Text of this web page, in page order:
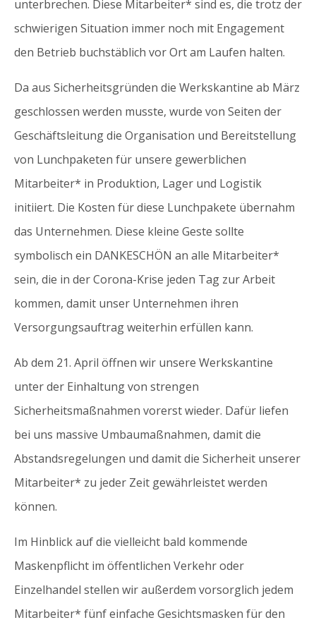
unterbrechen. Diese Mitarbeiter* sind es, die trotz der
schwierigen Situation immer noch mit Engagement
den Betrieb buchstäblich vor Ort am Laufen halten.
Da aus Sicherheitsgründen die Werkskantine ab März
geschlossen werden musste, wurde von Seiten der
Geschäftsleitung die Organisation und Bereitstellung
von Lunchpaketen für unsere gewerblichen
Mitarbeiter* in Produktion, Lager und Logistik
initiiert. Die Kosten für diese Lunchpakete übernahm
das Unternehmen. Diese kleine Geste sollte
symbolisch ein DANKESCHÖN an alle Mitarbeiter*
sein, die in der Corona-Krise jeden Tag zur Arbeit
kommen, damit unser Unternehmen ihren
Versorgungsauftrag weiterhin erfüllen kann.
Ab dem 21. April öffnen wir unsere Werkskantine
unter der Einhaltung von strengen
Sicherheitsmaßnahmen vorerst wieder. Dafür liefen
bei uns massive Umbaumaßnahmen, damit die
Abstandsregelungen und damit die Sicherheit unserer
Mitarbeiter* zu jeder Zeit gewährleistet werden
können.
Im Hinblick auf die vielleicht bald kommende
Maskenpflicht im öffentlichen Verkehr oder
Einzelhandel stellen wir außerdem vorsorglich jedem
Mitarbeiter* fünf einfache Gesichtsmasken für den